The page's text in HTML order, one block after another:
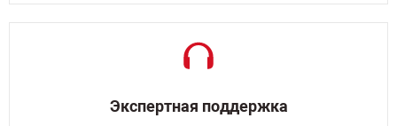
Экспертная поддержка